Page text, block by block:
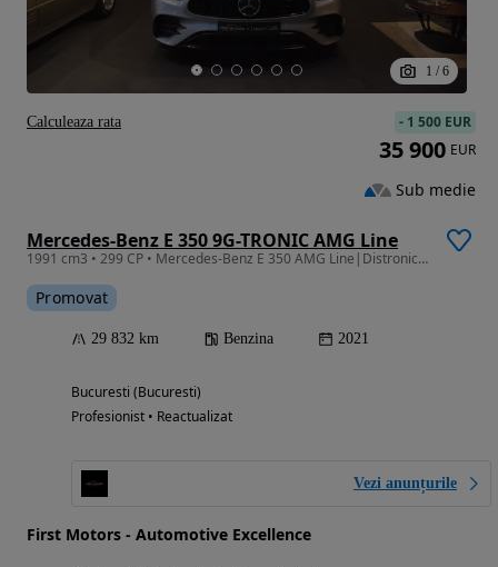
1 / 6
Mercedes-Benz E 350 9G-TRONIC AMG Line
1991 cm3 • 299 CP • Mercedes-Benz E 350 AMG Line|Distronic|Burmester|360|
Promovat
29 832 km Benzina 2021
Bucuresti (Bucuresti)
Profesionist • Reactualizat
Vezi anunțurile
First Motors - Automotive Excellence
- 1 500 EUR
35 900 EUR
Sub medie
Calculeaza rata